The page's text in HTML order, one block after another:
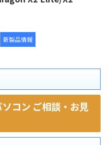
新製品情報
コン ご相談・お見